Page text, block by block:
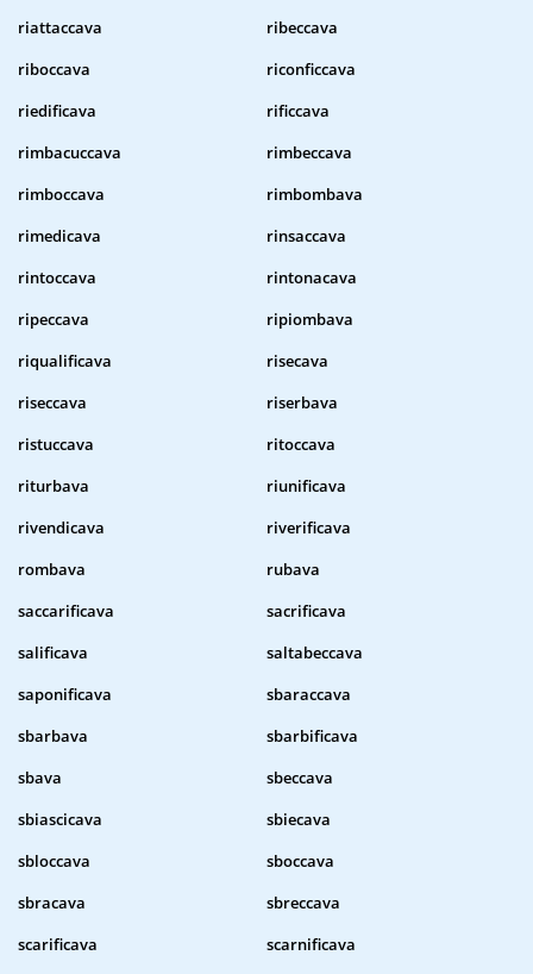
riattaccava
ribeccava
riboccava
riconficcava
riedificava
rificcava
rimbacuccava
rimbeccava
rimboccava
rimbombava
rimedicava
rinsaccava
rintoccava
rintonacava
ripeccava
ripiombava
riqualificava
risecava
riseccava
riserbava
ristuccava
ritoccava
riturbava
riunificava
rivendicava
riverificava
rombava
rubava
saccarificava
sacrificava
salificava
saltabeccava
saponificava
sbaraccava
sbarbava
sbarbificava
sbava
sbeccava
sbiascicava
sbiecava
sbloccava
sboccava
sbracava
sbreccava
scarificava
scarnificava